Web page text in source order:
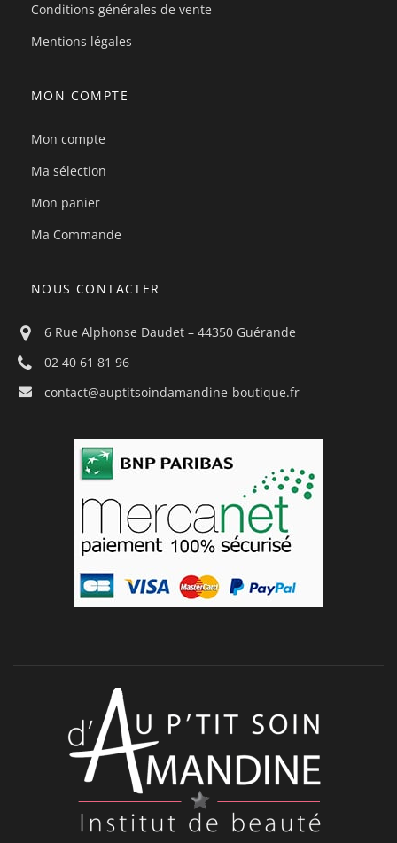
Conditions générales de vente
Mentions légales
MON COMPTE
Mon compte
Ma sélection
Mon panier
Ma Commande
NOUS CONTACTER
6 Rue Alphonse Daudet – 44350 Guérande
02 40 61 81 96
contact@auptitsoindamandine-boutique.fr